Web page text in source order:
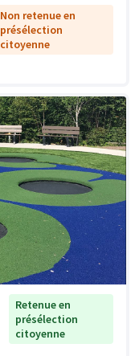
Non retenue en
présélection
citoyenne
Retenue en
présélection
citoyenne